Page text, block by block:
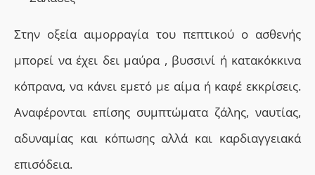
Στην οξεία αιμορραγία του πεπτικού ο ασθενής
μπορεί να έχει δει μαύρα , βυσσινί ή κατακόκκινα
κόπρανα, να κάνει εμετό με αίμα ή καφέ εκκρίσεις.
Αναφέρονται επίσης συμπτώματα ζάλης, ναυτίας,
αδυναμίας και κόπωσης αλλά και καρδιαγγειακά
επισόδεια.